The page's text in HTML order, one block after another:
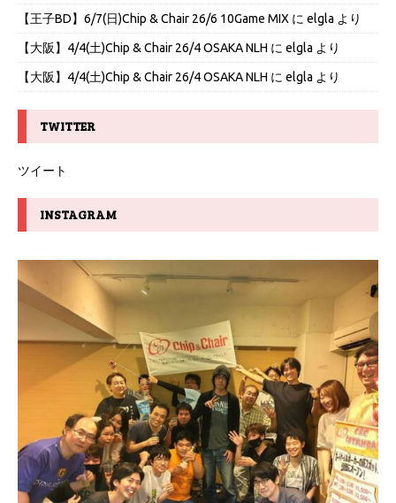
【王子BD】6/7(日)Chip & Chair 26/6 10Game MIX に elgla より
【大阪】4/4(土)Chip & Chair 26/4 OSAKA NLH に elgla より
【大阪】4/4(土)Chip & Chair 26/4 OSAKA NLH に elgla より
TWITTER
ツイート
INSTAGRAM